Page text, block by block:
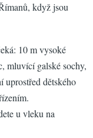
když jsou
10 m vysoké
mluvící galské sochy,
uprostřed dětského
u vleku na